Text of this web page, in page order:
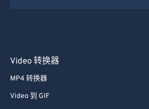
Video 转换器
MP4 转换器
Video 到 GIF